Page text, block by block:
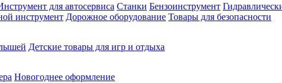
для автосервиса Станки Бензоинструмент
инструмент Дорожное оборудование Товары для безопасности
Детские товары для игр и отдыха
Новогоднее оформление